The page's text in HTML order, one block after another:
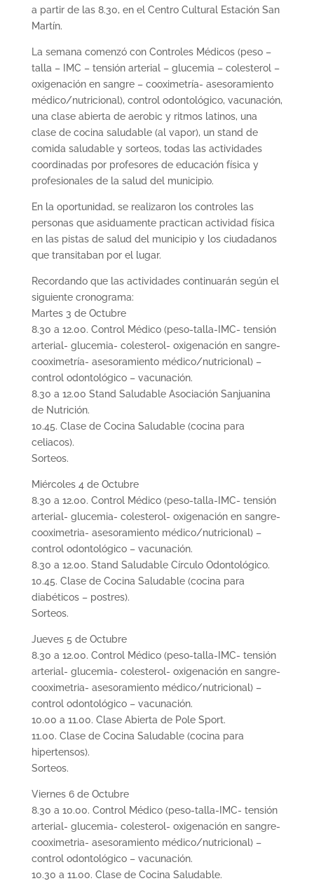
a partir de las 8.30, en el Centro Cultural Estación San
Martín.
La semana comenzó con Controles Médicos (peso –
talla – IMC – tensión arterial – glucemia – colesterol –
oxigenación en sangre – cooximetría- asesoramiento
médico/nutricional), control odontológico, vacunación,
una clase abierta de aerobic y ritmos latinos, una
clase de cocina saludable (al vapor), un stand de
comida saludable y sorteos, todas las actividades
coordinadas por profesores de educación física y
profesionales de la salud del municipio.
En la oportunidad, se realizaron los controles las
personas que asiduamente practican actividad física
en las pistas de salud del municipio y los ciudadanos
que transitaban por el lugar.
Recordando que las actividades continuarán según el
siguiente cronograma:
Martes 3 de Octubre
8.30 a 12.00. Control Médico (peso-talla-IMC- tensión
arterial- glucemia- colesterol- oxigenación en sangre-
cooximetría- asesoramiento médico/nutricional) –
control odontológico – vacunación.
8.30 a 12.00 Stand Saludable Asociación Sanjuanina
de Nutrición.
10.45. Clase de Cocina Saludable (cocina para
celiacos).
Sorteos.
Miércoles 4 de Octubre
8.30 a 12.00. Control Médico (peso-talla-IMC- tensión
arterial- glucemia- colesterol- oxigenación en sangre-
cooximetria- asesoramiento médico/nutricional) –
control odontológico – vacunación.
8.30 a 12.00. Stand Saludable Círculo Odontológico.
10.45. Clase de Cocina Saludable (cocina para
diabéticos – postres).
Sorteos.
Jueves 5 de Octubre
8.30 a 12.00. Control Médico (peso-talla-IMC- tensión
arterial- glucemia- colesterol- oxigenación en sangre-
cooximetria- asesoramiento médico/nutricional) –
control odontológico – vacunación.
10.00 a 11.00. Clase Abierta de Pole Sport.
11.00. Clase de Cocina Saludable (cocina para
hipertensos).
Sorteos.
Viernes 6 de Octubre
8.30 a 10.00. Control Médico (peso-talla-IMC- tensión
arterial- glucemia- colesterol- oxigenación en sangre-
cooximetria- asesoramiento médico/nutricional) –
control odontológico – vacunación.
10.30 a 11.00. Clase de Cocina Saludable.